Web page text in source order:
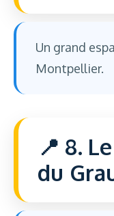
Un grand
Montpellier.
8.
du